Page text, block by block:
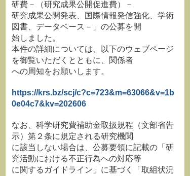
研費－（研究成果公開促進費）－
研究成果公開発表、国際情報発信強化、学術
図書、データベース－」の公募を開
始しました。
本件の詳細については、以下のウェブページ
を御覧いただくとともに、関係者
への周知をお願いします。
https://krs.bz/scj/c?c=723&m=63066&v=1b
0e04c7&kv=202606
なお、科学研究費補助金取扱規程（文部省告
示）第２条に規定される研究機関
に該当しない場合は、公募要領に記載の「研
究活動における不正行為への対応等
に関するガイドライン」に基づく「取組状況